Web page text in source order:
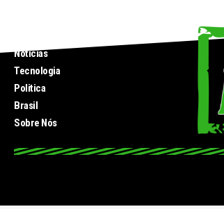
Noticias
Tecnologia
Politica
Brasil
Sobre Nós